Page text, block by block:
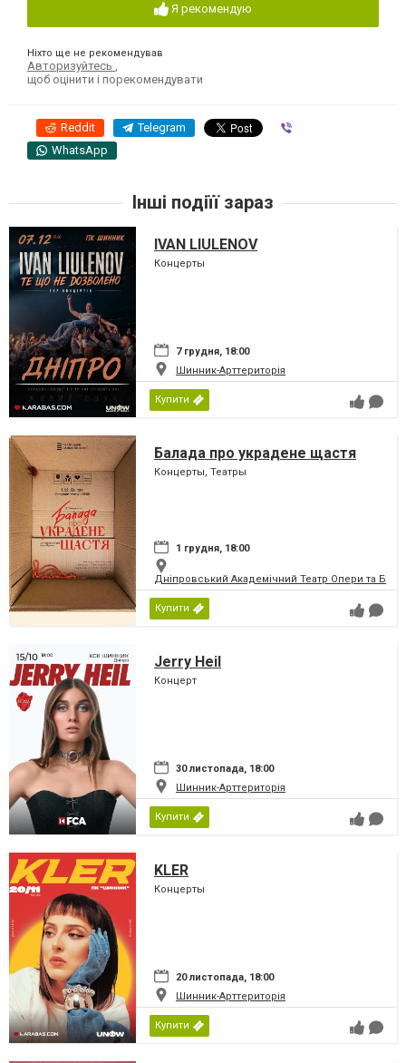
Я рекомендую
Ніхто ще не рекомендував
Авторизуйтесь ,
щоб оцінити і порекомендувати
Reddit Telegram
WhatsApp
Інші подіїї зараз
IVAN LIULENOV
Концерты
7 грудня, 18:00
Шинник-Арттериторія
Купити
Балада про украдене щастя
Концерты, Театры
1 грудня, 18:00
Дніпровський Академічний Театр Опери та
Купити
Jerry Heil
Концерт
30 листопада, 18:00
Шинник-Арттериторія
Купити
KLER
Концерты
20 листопада, 18:00
Шинник-Арттериторія
Купити